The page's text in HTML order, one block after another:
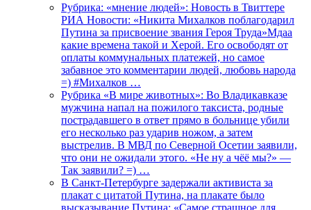
Рубрика: «мнение людей»: Новость в Твиттере
РИА Новости: «Никита Михалков поблагодарил
Путина за присвоение звания Героя Труда»Мдаа
какие времена такой и Херой. Его освободят от
оплаты коммунальных платежей, но самое
забавное это комментарии людей, любовь народа
=) #Михалков …
Рубрика «В мире животных»: Во Владикавказе
мужчина напал на пожилого таксиста, родные
пострадавшего в ответ прямо в больнице убили
его несколько раз ударив ножом, а затем
выстрелив. В МВД по Северной Осетии заявили,
что они не ожидали этого. «Не ну а чёё мы?» —
Так заявили? =) …
В Санкт-Петербурге задержали активиста за
плакат с цитатой Путина, на плакате было
высказывание Путина: «Самое страшное для